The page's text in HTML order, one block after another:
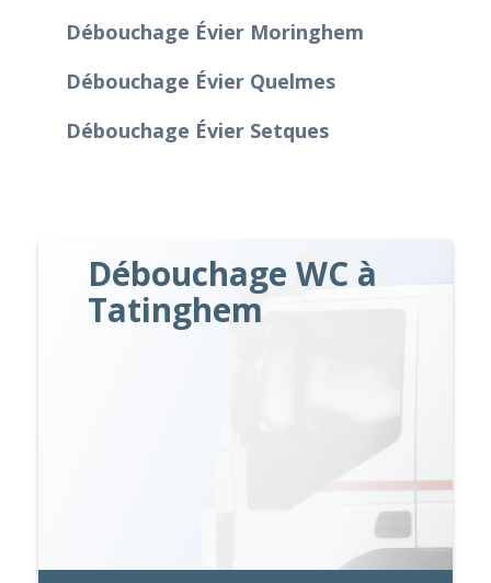
Débouchage Évier Moringhem
Débouchage Évier Quelmes
Débouchage Évier Setques
Débouchage WC à
Tatinghem